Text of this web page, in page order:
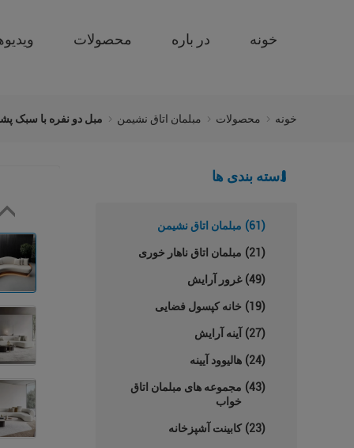
خونه در باره محصولات
خونه محصولات مبلمان اتاق نشیمن مبل دو نفره با سبک
دسته بندی ها
مبلمان اتاق نشیمن (61)
مبلمان اتاق ناهار خوری (21)
غرور آرایش (49)
خانه کپسول فضایی (19)
آینه آرایش (27)
هالیوود آیینه (24)
مجموعه های مبلمان اتاق
خواب
(43)
کابینت آشپزخانه (23)